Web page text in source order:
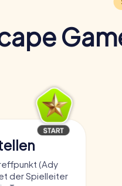
(Ady
der Spielleiter